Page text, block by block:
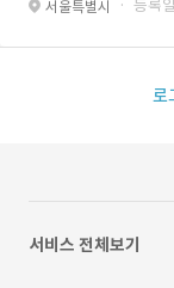
서울특별시 · 등록
로
서비스 전체보기